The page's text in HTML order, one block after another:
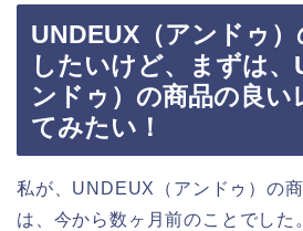
UNDEUX（アンドゥ）
したいけど、まずは、
ンドゥ）の商品の良い
てみたい！
私が、UNDEUX（アンドゥ）の
は、今から数ヶ月前のことでした